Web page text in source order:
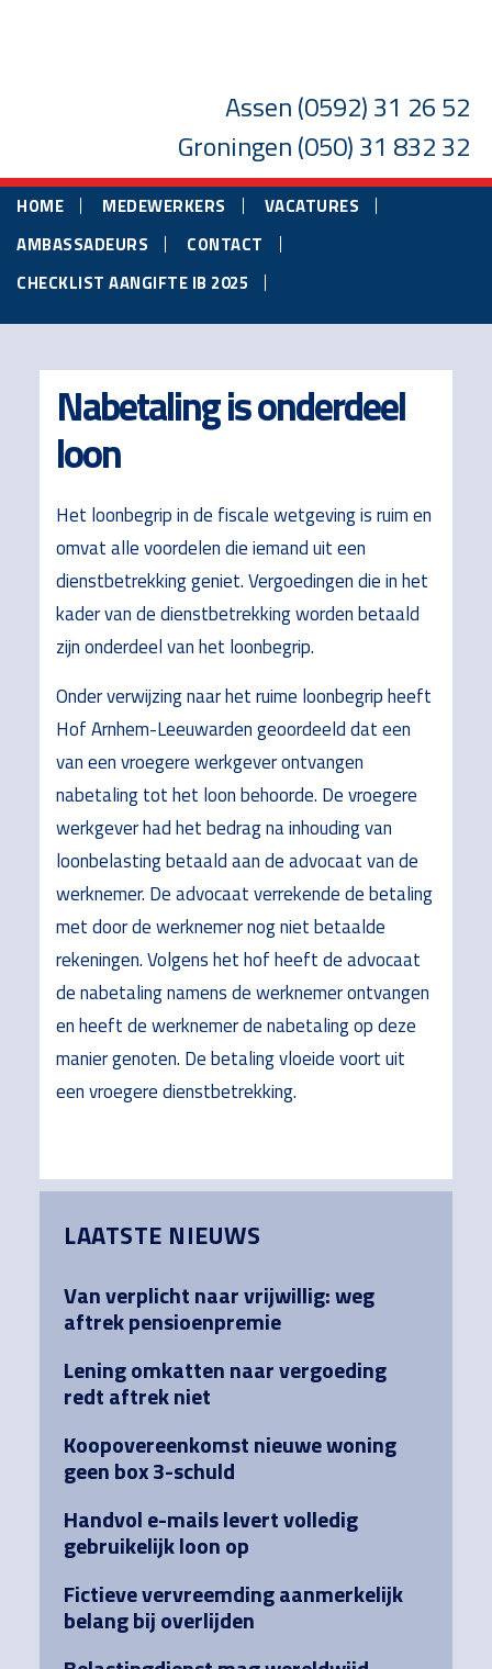
Assen(0592) 31 26 52
Groningen(050) 31 832 32
HOME MEDEWERKERS
VACATURES
AMBASSADEURS
CONTACT
CHECKLIST AANGIFTE IB 2025
Nabetaling is onderdeel
loon
Het loonbegrip in de fiscale wetgeving is ruim en
omvat alle voordelen die iemand uit een
dienstbetrekking geniet. Vergoedingen die in het
kader van de dienstbetrekking worden betaald
zijn onderdeel van het loonbegrip.
Onder verwijzing naar het ruime loonbegrip heeft
Hof Arnhem-Leeuwarden geoordeeld dat een
van een vroegere werkgever ontvangen
nabetaling tot het loon behoorde. De vroegere
werkgever had het bedrag na inhouding van
loonbelasting betaald aan de advocaat van de
werknemer. De advocaat verrekende de betaling
met door de werknemer nog niet betaalde
rekeningen. Volgens het hof heeft de advocaat
de nabetaling namens de werknemer ontvangen
en heeft de werknemer de nabetaling op deze
manier genoten. De betaling vloeide voort uit
een vroegere dienstbetrekking.
Sidebar
LAATSTE NIEUWS
Van verplicht naar vrijwillig: weg
aftrek pensioenpremie
Lening omkatten naar vergoeding
redt aftrek niet
Koopovereenkomst nieuwe woning
geen box 3-schuld
Handvol e-mails levert volledig
gebruikelijk loon op
Fictieve vervreemding aanmerkelijk
belang bij overlijden